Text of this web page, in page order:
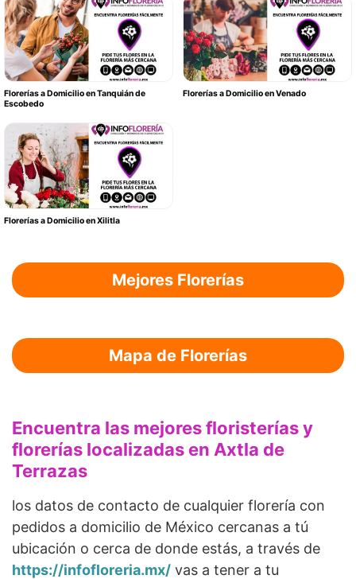
Florerías a Domicilio en Tanquián de
Escobedo
Florerías a Domicilio en Venado
Florerías a Domicilio en Xilitla
Mejores Florerías
Mapa de Florerías
Encuentra las mejores floristerías y
florerías localizadas en Axtla de
Terrazas
los datos de contacto de cualquier florería con
pedidos a domicilio de México cercanas a tú
ubicación o cerca de donde estás, a través de
https://infofloreria.mx/ vas a tener a tu